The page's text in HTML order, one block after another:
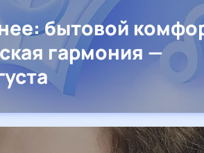
бытовой
гармония —